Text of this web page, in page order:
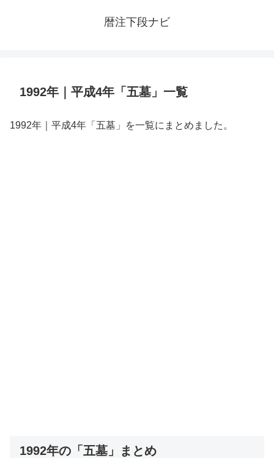
暦注下段ナビ
1992年｜平成4年「五墓」一覧
1992年｜平成4年「五墓」を一覧にまとめました。
1992年の「五墓」まとめ